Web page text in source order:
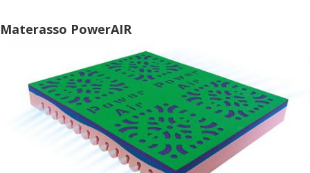
Materasso PowerAIR